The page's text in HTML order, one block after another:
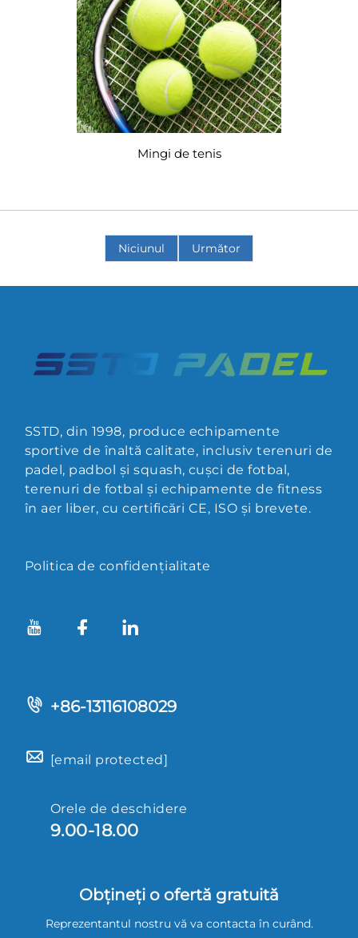
Mingi de tenis
Niciunul Următor
SSTD, din 1998, produce echipamente
sportive de înaltă calitate, inclusiv terenuri de
padel, padbol și squash, cușci de fotbal,
terenuri de fotbal și echipamente de fitness
în aer liber, cu certificări CE, ISO și brevete.
Politica de confidențialitate
+86-13116108029
[email protected]
Orele de deschidere
9.00-18.00
Obțineți o ofertă gratuită
Reprezentantul nostru vă va contacta în curând.